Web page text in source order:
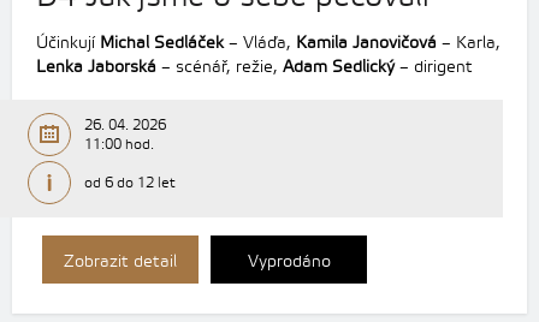
Účinkují Michal Sedláček– Vláďa, Kamila Janovičová – Karla,
Lenka Jaborská – scénář, režie, Adam Sedlický– dirigent
26. 04. 2026
11:00 hod.
od 6 do 12 let
Zobrazit detail Vyprodáno